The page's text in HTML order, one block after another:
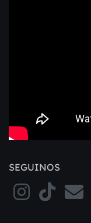
SEGUINOS